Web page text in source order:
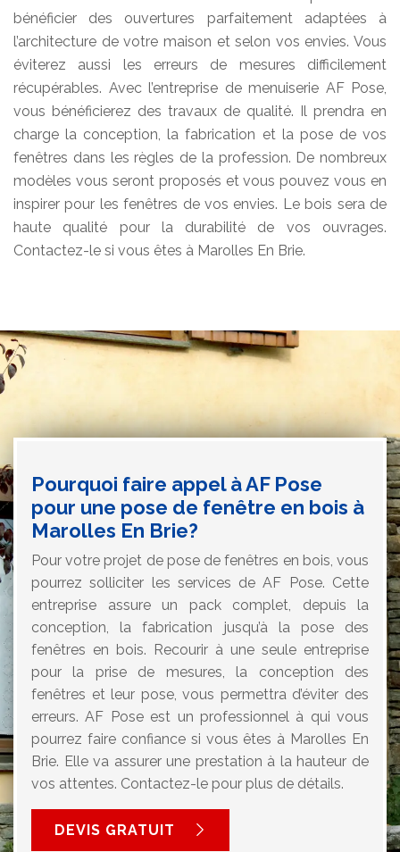
bénéficier des ouvertures parfaitement adaptées à
l’architecture de votre maison et selon vos envies. Vous
éviterez aussi les erreurs de mesures difficilement
récupérables. Avec l’entreprise de menuiserie AF Pose,
vous bénéficierez des travaux de qualité. Il prendra en
charge la conception, la fabrication et la pose de vos
fenêtres dans les règles de la profession. De nombreux
modèles vous seront proposés et vous pouvez vous en
inspirer pour les fenêtres de vos envies. Le bois sera de
haute qualité pour la durabilité de vos ouvrages.
Contactez-le si vous êtes à Marolles En Brie.
Pourquoi faire appel à AF Pose
pour une pose de fenêtre en bois à
Marolles En Brie?
Pour votre projet de pose de fenêtres en bois, vous
pourrez solliciter les services de AF Pose. Cette
entreprise assure un pack complet, depuis la
conception, la fabrication jusqu’à la pose des
fenêtres en bois. Recourir à une seule entreprise
pour la prise de mesures, la conception des
fenêtres et leur pose, vous permettra d’éviter des
erreurs. AF Pose est un professionnel à qui vous
pourrez faire confiance si vous êtes à Marolles En
Brie. Elle va assurer une prestation à la hauteur de
vos attentes. Contactez-le pour plus de détails.
DEVIS GRATUIT